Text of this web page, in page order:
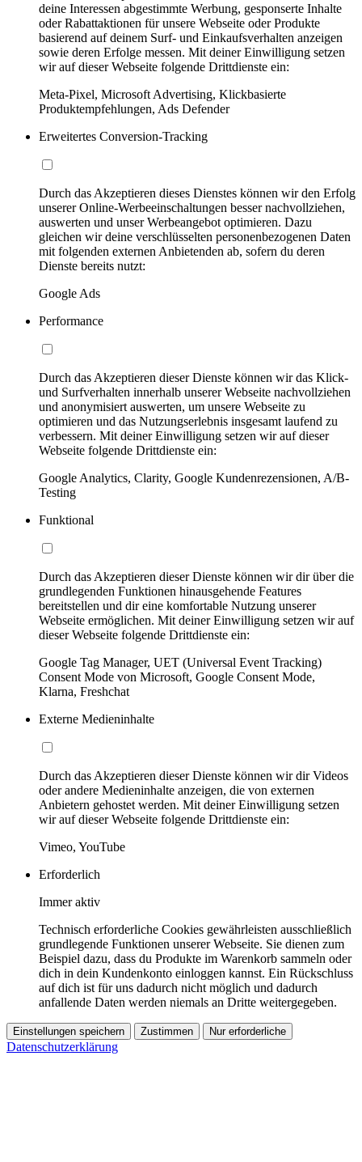
deine Interessen abgestimmte Werbung, gesponserte Inhalte
oder Rabattaktionen für unsere Webseite oder Produkte
basierend auf deinem Surf- und Einkaufsverhalten anzeigen
sowie deren Erfolge messen. Mit deiner Einwilligung setzen
wir auf dieser Webseite folgende Drittdienste ein:
Meta-Pixel, Microsoft Advertising, Klickbasierte
Produktempfehlungen, Ads Defender
Erweitertes Conversion-Tracking
Durch das Akzeptieren dieses Dienstes können wir den Erfolg
unserer Online-Werbeeinschaltungen besser nachvollziehen,
auswerten und unser Werbeangebot optimieren. Dazu
gleichen wir deine verschlüsselten personenbezogenen Daten
mit folgenden externen Anbietenden ab, sofern du deren
Dienste bereits nutzt:
Google Ads
Performance
Durch das Akzeptieren dieser Dienste können wir das Klick-
und Surfverhalten innerhalb unserer Webseite nachvollziehen
und anonymisiert auswerten, um unsere Webseite zu
optimieren und das Nutzungserlebnis insgesamt laufend zu
verbessern. Mit deiner Einwilligung setzen wir auf dieser
Webseite folgende Drittdienste ein:
Google Analytics, Clarity, Google Kundenrezensionen, A/B-
Testing
Funktional
Durch das Akzeptieren dieser Dienste können wir dir über die
grundlegenden Funktionen hinausgehende Features
bereitstellen und dir eine komfortable Nutzung unserer
Webseite ermöglichen. Mit deiner Einwilligung setzen wir auf
dieser Webseite folgende Drittdienste ein:
Google Tag Manager, UET (Universal Event Tracking)
Consent Mode von Microsoft, Google Consent Mode,
Klarna, Freshchat
Externe Medieninhalte
Durch das Akzeptieren dieser Dienste können wir dir Videos
oder andere Medieninhalte anzeigen, die von externen
Anbietern gehostet werden. Mit deiner Einwilligung setzen
wir auf dieser Webseite folgende Drittdienste ein:
Vimeo, YouTube
Erforderlich
Immer aktiv
Technisch erforderliche Cookies gewährleisten ausschließlich
grundlegende Funktionen unserer Webseite. Sie dienen zum
Beispiel dazu, dass du Produkte im Warenkorb sammeln oder
dich in dein Kundenkonto einloggen kannst. Ein Rückschluss
auf dich ist für uns dadurch nicht möglich und dadurch
anfallende Daten werden niemals an Dritte weitergegeben.
Einstellungen speichern Zustimmen Nur erforderliche
Datenschutzerklärung